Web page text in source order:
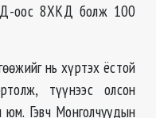
оос 8ХКД болж 100
нь хүртэх ёстой
түүнээс олсон
Гэвч Монголчуудын